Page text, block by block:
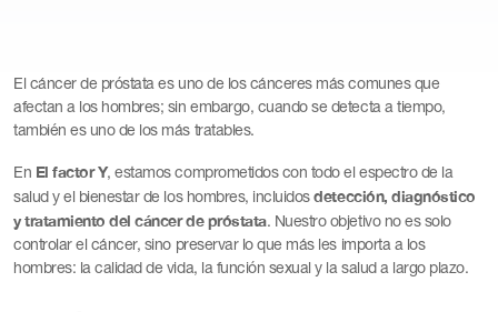
El cáncer de próstata es uno de los cánceres más comunes que
afectan a los hombres; sin embargo, cuando se detecta a tiempo,
también es uno de los más tratables.
En El factor Y, estamos comprometidos con todo el espectro de la
salud y el bienestar de los hombres, incluidosdetección, diagnóstico
y tratamiento del cáncer de próstata. Nuestro objetivo no es solo
controlar el cáncer, sino preservar lo que más les importa a los
hombres: la calidad de vida, la función sexual y la salud a largo plazo.